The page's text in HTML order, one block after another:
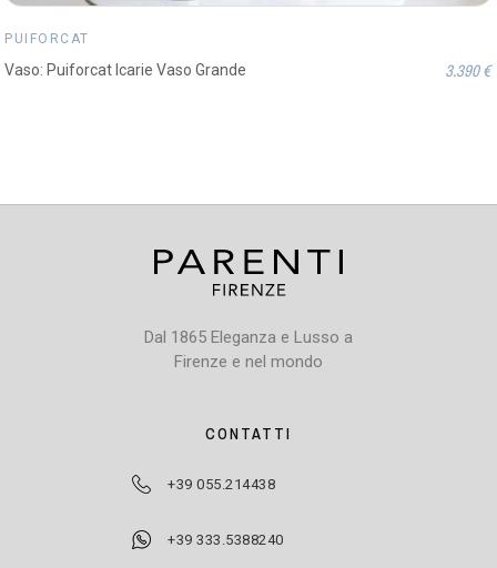
PUIFORCAT
Vaso: Puiforcat Icarie Vaso Grande 3.390 €
Dal 1865 Eleganza e Lusso a
Firenze e nel mondo
CONTATTI
+39 055.214438
+39 333.5388240